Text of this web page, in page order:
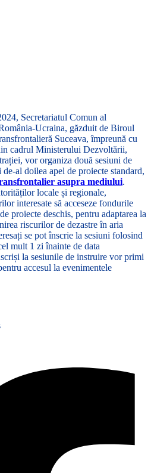
Secretariatul Comun al
Ucraina, găzduit de Biroul
Suceava, împreună cu
cadrul Ministerului Dezvoltării,
vor organiza două sesiuni de
al doilea apel de proiecte standard,
asupra mediului.
locale și regionale,
interesate să acceseze fondurile
proiecte deschis, pentru adaptarea la
riscurilor de dezastre în aria
se pot înscrie la sesiuni folosind
mult 1 zi înainte de data
la sesiunile de instruire vor primi
accesul la evenimentele